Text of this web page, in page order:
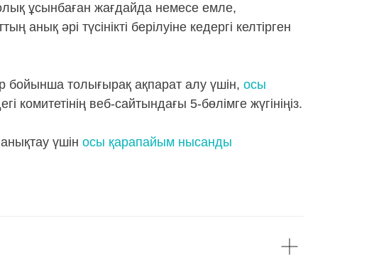
толық ұсынбаған жағдайда немесе емле,
әрі түсінікті берілуіне кедергі келтірген
бойынша толығырақ ақпарат алу үшін, осы
веб-сайтындағы 5-бөлімге жүгініңіз.
үшін осы қарапайым нысанды